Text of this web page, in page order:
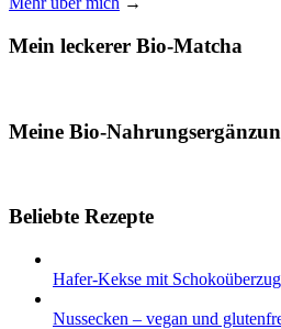
Mein leckerer Bio-Matcha
Meine Bio-
Beliebte Rezepte
Hafer-Kekse mit
Nussecken – vegan und